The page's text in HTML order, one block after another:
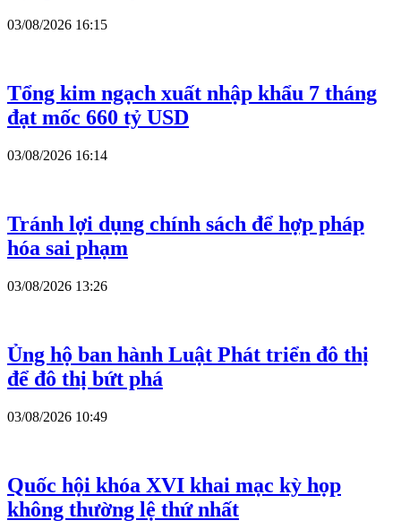
03/08/2026 16:15
Tổng kim ngạch xuất nhập khẩu 7 tháng
đạt mốc 660 tỷ USD
03/08/2026 16:14
Tránh lợi dụng chính sách để hợp pháp
hóa sai phạm
03/08/2026 13:26
Ủng hộ ban hành Luật Phát triển đô thị
để đô thị bứt phá
03/08/2026 10:49
Quốc hội khóa XVI khai mạc kỳ họp
không thường lệ thứ nhất